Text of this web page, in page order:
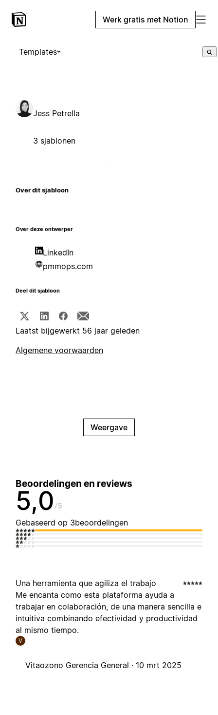
Werk gratis met Notion
Templates
Jess Petrella
3 sjablonen
Over dit sjabloon
Over deze ontwerper
LinkedIn
pmmops.com
Deel dit sjabloon
Laatst bijgewerkt 56 jaar geleden
Algemene voorwaarden
Weergave
Beoordelingen en reviews
5,0 5
Gebaseerd op 3beoordelingen
Una herramienta que agiliza el trabajo
Me encanta como esta plataforma ayuda a
trabajar en colaboración, de una manera sencilla e
intuitiva combinando efectividad y productividad
al mismo tiempo.
V
Vitaozono Gerencia General · 10 mrt 2025